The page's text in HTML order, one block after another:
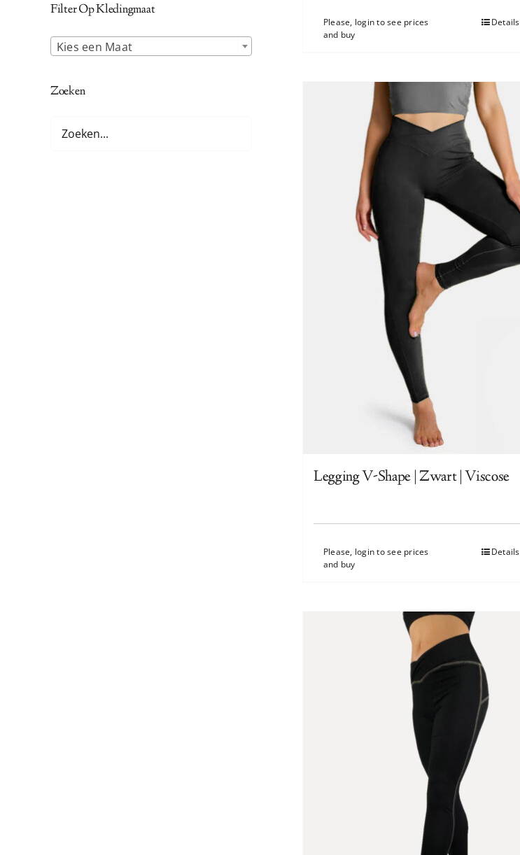
Please, login to see prices
and buy
Details
Legging V-Shape | Zwart | Viscose
Please, login to see prices
and buy
Details
Filter Op Kledingmaat
Kies een Maat
Zoeken